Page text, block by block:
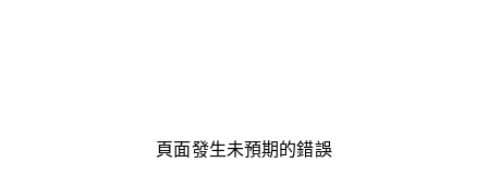
頁面發生未預期的錯誤